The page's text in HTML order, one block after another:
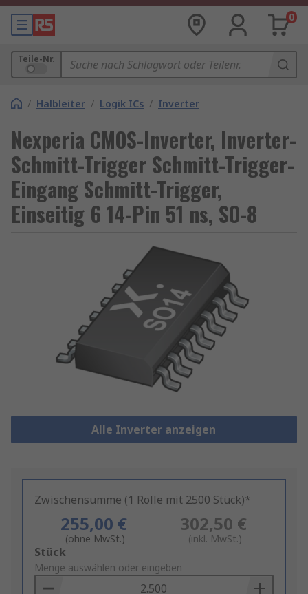
0
Teile-Nr.
/ Halbleiter / Logik ICs / Inverter
Nexperia CMOS-Inverter, Inverter-
Schmitt-Trigger Schmitt-Trigger-
Eingang Schmitt-Trigger,
Einseitig 6 14-Pin 51 ns, SO-8
Alle Inverter anzeigen
Zwischensumme (1 Rolle mit 2500 Stück)*
255,00 €
(ohne MwSt.)
302,50 €
(inkl. MwSt.)
Add
to
Basket
Stück
Menge auswählen oder eingeben